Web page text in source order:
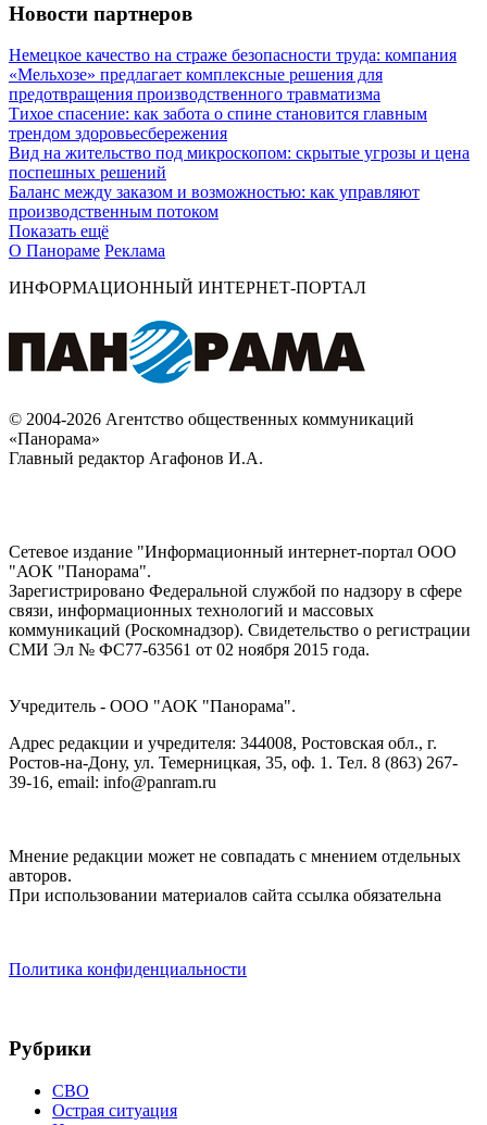
Новости партнеров
Немецкое качество на страже безопасности труда: компания
«Мельхозе» предлагает комплексные решения для
предотвращения производственного травматизма
Тихое спасение: как забота о спине становится главным
трендом здоровьесбережения
Вид на жительство под микроскопом: скрытые угрозы и цена
поспешных решений
Баланс между заказом и возможностью: как управляют
производственным потоком
Показать ещё
О Панораме Реклама
ИНФОРМАЦИОННЫЙ ИНТЕРНЕТ-ПОРТАЛ
© 2004-2026 Агентство общественных коммуникаций
«Панорама»
Главный редактор Агафонов И.А.
Сетевое издание "Информационный интернет-портал ООО
"АОК "Панорама".
Зарегистрировано Федеральной службой по надзору в сфере
связи, информационных технологий и массовых
коммуникаций (Роскомнадзор). Cвидетельство о регистрации
СМИ Эл № ФС77-63561 от 02 ноября 2015 года.
Учредитель - ООО "АОК "Панорама".
Адрес редакции и учредителя: 344008, Ростовская обл., г.
Ростов-на-Дону, ул. Темерницкая, 35, оф. 1. Тел. 8 (863) 267-
39-16, email: info@panram.ru
Мнение редакции может не совпадать с мнением отдельных
авторов.
При использовании материалов сайта ссылка обязательна
Политика конфиденциальности
Рубрики
СВО
Острая ситуация